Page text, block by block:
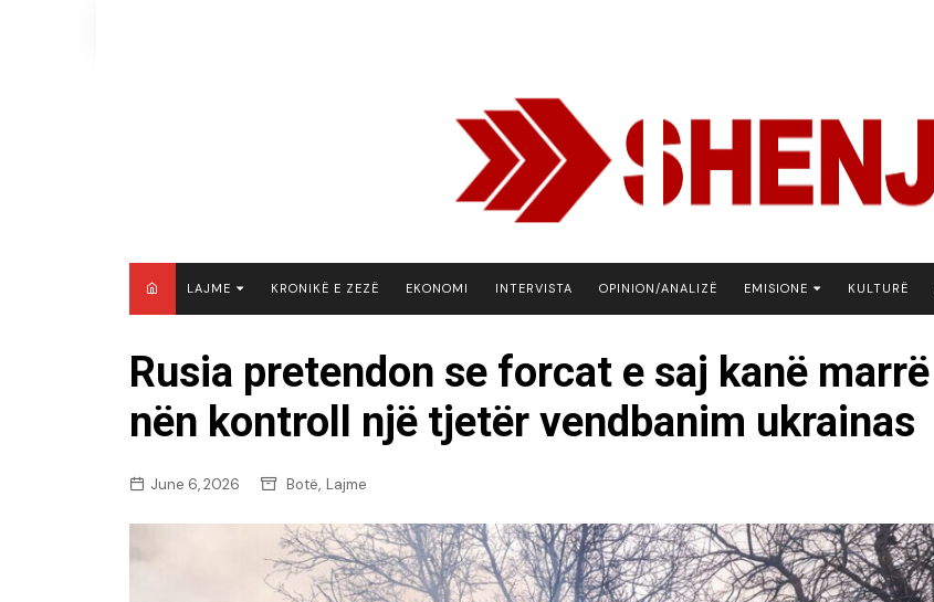
LAJME
KOSOVË
SHQIPËRI
BOTË
KRONIKË E ZEZË EKONOMI INTERVISTA OPINION/ANALIZË EMISIONE
BOTA NE FOKUS
EKONOMIKS
GJURMË
INTERVISTA EMISION
KULTURË
Rusia pretendon se forcat e saj kanë marrë
nën kontroll një tjetër vendbanim ukrainas
June 6, 2026 Botë, Lajme